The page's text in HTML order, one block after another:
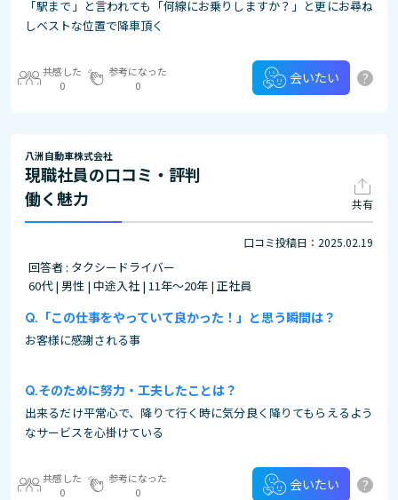
「駅まで」と言われても「何線にお乗りしますか？」と更にお尋ね
しベストな位置で降車頂く
共感した
0
参考になった
0
会いたい ?
八洲自動車株式会社
現職社員の口コミ・評判
働く魅力
共有
口コミ投稿日：2025.02.19
回答者 : タクシードライバー
60代 | 男性 | 中途入社 | 11年～20年 | 正社員
「この仕事をやっていて良かった！」と思う瞬間は？
お客様に感謝される事
そのために努力・工夫したことは？
出来るだけ平常心で、降りて行く時に気分良く降りてもらえるよう
なサービスを心掛けている
共感した
0
参考になった
0
会いたい ?